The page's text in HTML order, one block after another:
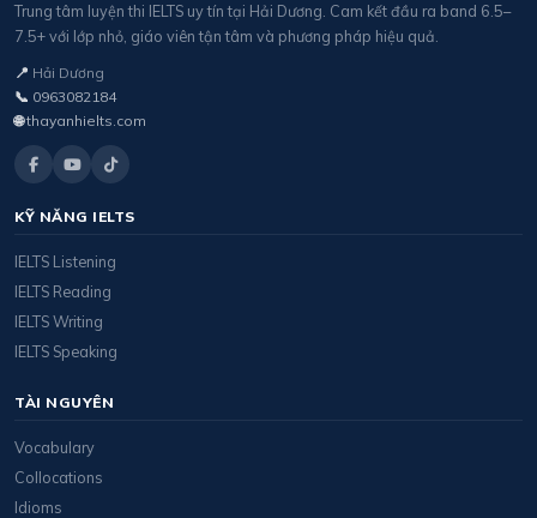
Trung tâm luyện thi IELTS uy tín tại Hải Dương. Cam kết đầu ra band 6.5–
7.5+ với lớp nhỏ, giáo viên tận tâm và phương pháp hiệu quả.
📍 Hải Dương
📞 0963082184
🌐 thayanhielts.com
KỸ NĂNG IELTS
IELTS Listening
IELTS Reading
IELTS Writing
IELTS Speaking
TÀI NGUYÊN
Vocabulary
Collocations
Idioms